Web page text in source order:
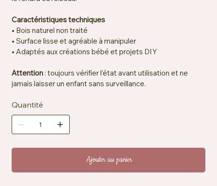
Caractéristiques techniques
• Bois naturel non traité
• Surface lisse et agréable à manipuler
• Adaptés aux créations bébé et projets DIY
Attention: toujours vérifier l’état avant utilisation et ne
jamais laisser un enfant sans surveillance.
Quantité
Ajouter au panier